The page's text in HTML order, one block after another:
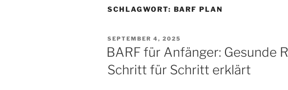
SCHLAGWORT: BARF PLAN
VERÖFFENTLICHT
AM
SEPTEMBER 4, 2025
BARF für Anfänger: Gesunde
Schritt für Schritt erklärt